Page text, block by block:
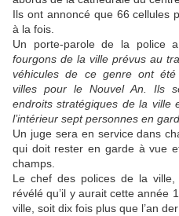
Ils ont annoncé que 66 cellules
à la fois.
Un porte-parole de la police
fourgons de la ville prévus au
véhicules de ce genre ont été
villes pour le Nouvel An. Ils
endroits stratégiques de la ville
l’intérieur sept personnes en
Un juge sera en service dans
qui doit rester en garde à vue
champs.
Le chef des polices de la
révélé qu’il y aurait cette année
ville, soit dix fois plus que l’an